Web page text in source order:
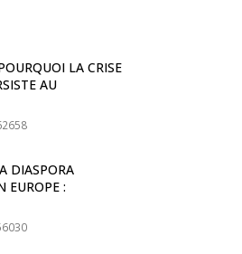
LA CRISE
AU
DIASPORA
EUROPE :